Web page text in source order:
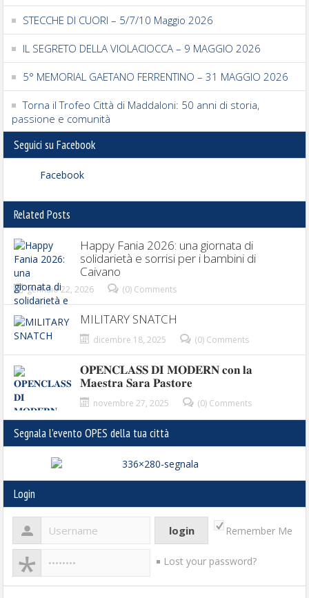
STECCHE DI CUORI – 5/7/10 Maggio 2026
IL SEGRETO DELLA VIOLACIOCCA – 9 MAGGIO 2026
5° MEMORIAL GAETANO FERRENTINO – 31 MAGGIO 2026
Torna il Trofeo Città di Maddaloni: 50 anni di storia,
passione e comunità
Seguici su Facebook
Facebook
Related Posts
Happy Fania 2026: una giornata di
solidarietà e sorrisi per i bambini di
Caivano
gennaio 22, 2026 (0) Comments
MILITARY SNATCH
dicembre 18, 2025 (0) Comments
𝐎𝐏𝐄𝐍𝐂𝐋𝐀𝐒𝐒 𝐃𝐈 𝐌𝐎𝐃𝐄𝐑𝐍 𝐜𝐨𝐧 𝐥𝐚
𝐌𝐚𝐞𝐬𝐭𝐫𝐚 𝐒𝐚𝐫𝐚 𝐏𝐚𝐬𝐭𝐨𝐫𝐞
novembre 27, 2025 (0) Comments
Segnala l’evento OPES della tua città
Login
Remember Me
Lost your password?